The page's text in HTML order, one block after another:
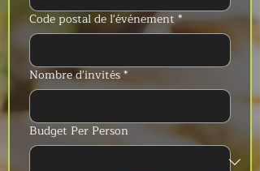
Code postal de l'événement*
Nombre d'invités*
Budget Per Person